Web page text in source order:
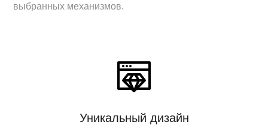
выбранных механизмов.
Уникальный дизайн